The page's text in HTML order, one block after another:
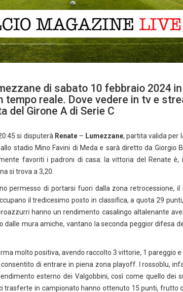
di sabato 10 febbraio 2024
tempo reale. Dove vedere in tv e
del Girone A di Serie C
si disputerà Renate– Lumezzane, partita valida per
allo stadio Mino Favini di Meda e sarà diretto da Giorgio
favoriti i padroni di casa: la vittoria del Renate è,
si trova a 3,20.
permesso di portarsi fuori dalla zona retrocessione, il
il tredicesimo posto in classifica, a quota 29
hanno un rendimento casalingo altalenante
dalle mura amiche, vantano la seconda peggior difesa
molto positiva, avendo raccolto 3 vittorie, 1 pareggio
di entrare in piena zona playoff. I rossoblu,
esterno dei Valgobbini, così come quello dei
trasferte in campionato hanno ottenuto 15 punti, frutto